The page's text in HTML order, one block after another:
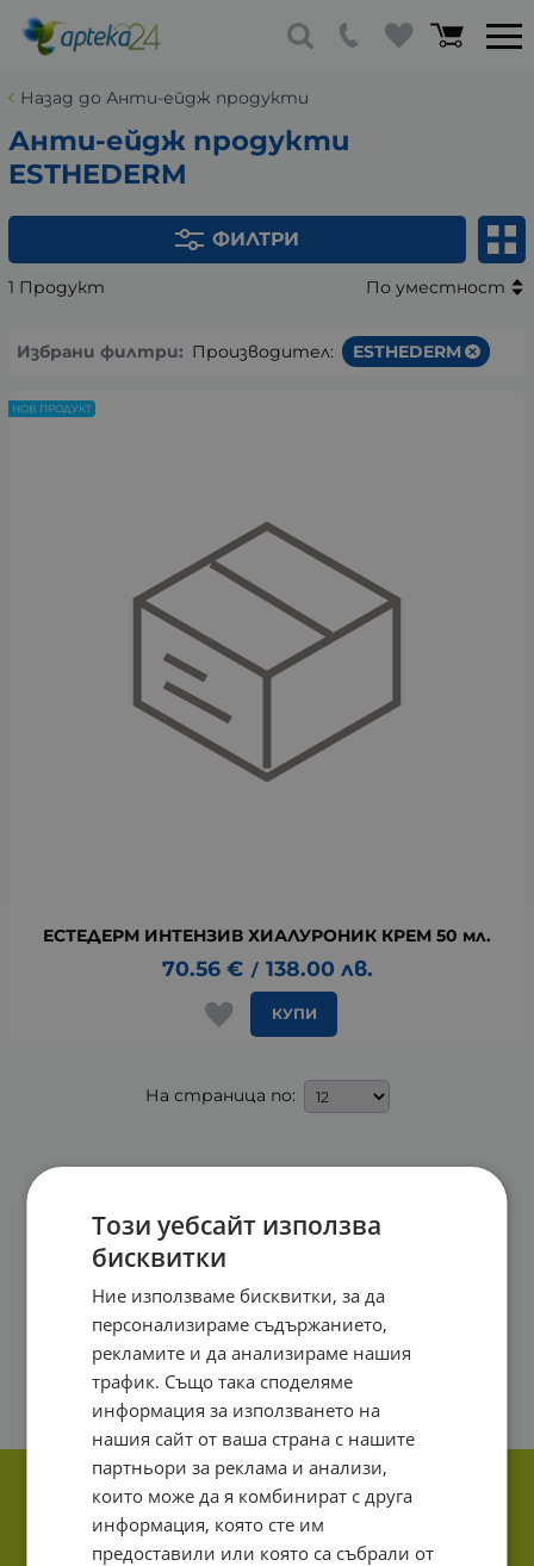
Назад до Анти-ейдж продукти
Анти-ейдж продукти
ESTHEDERM
ФИЛТРИ
1 Продукт По уместност
Избрани филтри: Производител: ESTHEDERM
ЕСТЕДЕРМ ИНТЕНЗИВ ХИАЛУРОНИК КРЕМ 50 мл.
70.56 € / 138.00 лв.
КУПИ
НОВ ПРОДУКТ
На страница по:
Този уебсайт използва
бисквитки
Ние използваме бисквитки, за да
персонализираме съдържанието,
рекламите и да анализираме нашия
трафик. Също така споделяме
информация за използването на
нашия сайт от ваша страна с нашите
партньори за реклама и анализи,
които може да я комбинират с друга
информация, която сте им
предоставили или която са събрали от